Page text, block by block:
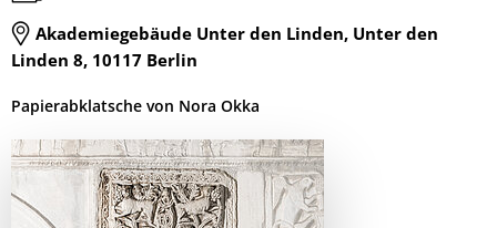
Akademiegebäude Unter den Linden, Unter den
Linden 8, 10117 Berlin
Papierabklatsche von Nora Okka